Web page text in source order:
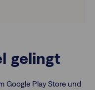
gelingt
Google Play Store und